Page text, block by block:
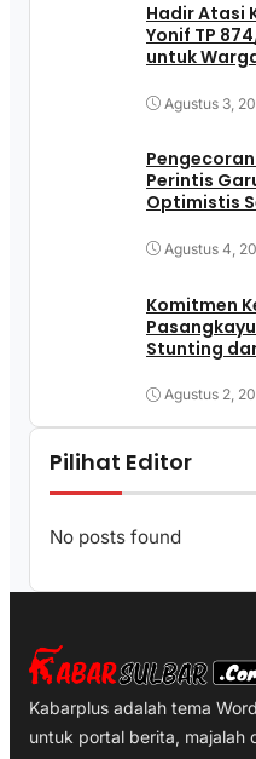
Hadir Atasi
Yonif TP
untuk
Agustus 3,
Perintis
Optimistis
Agustus 4,
Komitmen
Stunting
Agustus 2,
Pilihat Editor
No posts found
Kabarplus adalah tema
untuk portal berita, majalah